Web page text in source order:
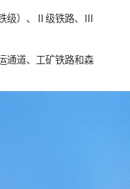
级）、Ⅱ级铁路、Ⅲ
通道、工矿铁路和森